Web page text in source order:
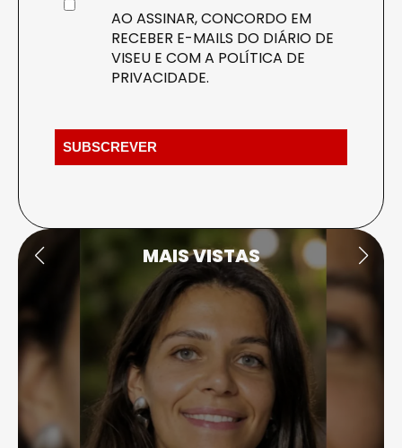
AO ASSINAR, CONCORDO EM
RECEBER E-MAILS DO DIÁRIO DE
VISEU E COM A POLÍTICA DE
PRIVACIDADE.
MAIS VISTAS